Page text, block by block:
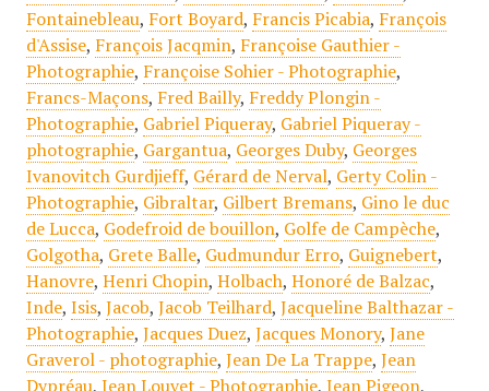
Fontainebleau, Fort Boyard, Francis Picabia, François
d'Assise, François Jacqmin, Françoise Gauthier -
Photographie, Françoise Sohier - Photographie,
Francs-Maçons, Fred Bailly, Freddy Plongin -
Photographie, Gabriel Piqueray, Gabriel Piqueray -
photographie, Gargantua, Georges Duby, Georges
Ivanovitch Gurdjieff, Gérard de Nerval, Gerty Colin -
Photographie, Gibraltar, Gilbert Bremans, Gino le duc
de Lucca, Godefroid de bouillon, Golfe de Campèche,
Golgotha, Grete Balle, Gudmundur Erro, Guignebert,
Hanovre, Henri Chopin, Holbach, Honoré de Balzac,
Inde, Isis, Jacob, Jacob Teilhard, Jacqueline Balthazar -
Photographie, Jacques Duez, Jacques Monory, Jane
Graverol - photographie, Jean De La Trappe, Jean
Dypréau, Jean Louvet - Photographie, Jean Pigeon,